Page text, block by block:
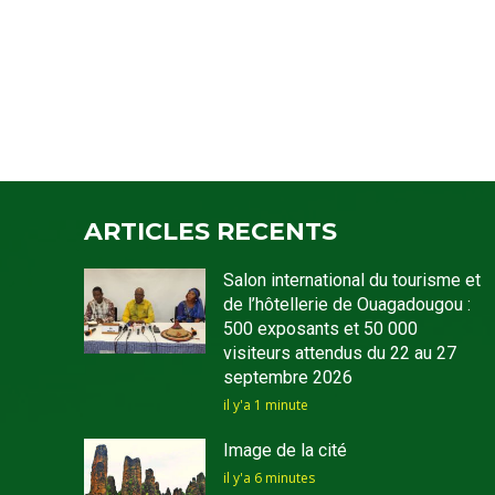
ARTICLES RECENTS
Salon international du tourisme et
de l’hôtellerie de Ouagadougou :
500 exposants et 50 000
visiteurs attendus du 22 au 27
septembre 2026
il y'a 1 minute
Image de la cité
il y'a 6 minutes